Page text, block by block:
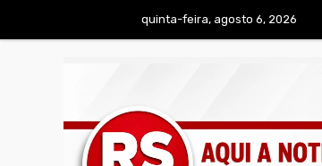
quinta-feira, agosto 6, 2026